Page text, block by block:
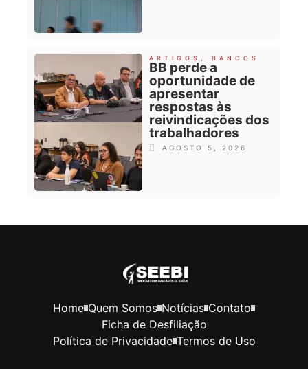
ARTIGOS BANCOS
BB perde a
oportunidade de
apresentar
respostas às
reivindicações dos
trabalhadores
AGOSTO 5, 2026
Home Quem Somos Notícias Contato
Ficha de Desfiliação
Política de Privacidade Termos de Uso